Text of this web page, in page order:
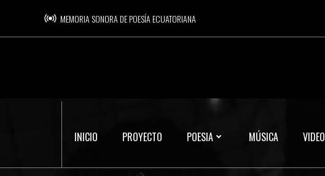
contenido
MEMORIA SONORA DE POESÍA ECUATORIANA
INICIO PROYECTO POESIA MÚSICA VIDEO